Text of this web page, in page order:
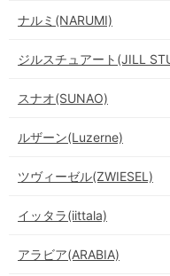
ナルミ(NARUMI)
ジルスチュアート(JILL
スナオ(SUNAO)
ルザーン(Luzerne)
ツヴィーゼル(ZWIESEL)
イッタラ(iittala)
アラビア(ARABIA)